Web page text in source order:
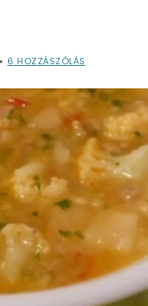
• 6 HOZZÁSZÓLÁS